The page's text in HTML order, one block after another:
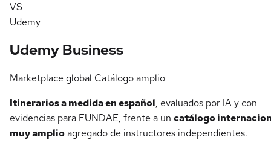
VS
Udemy
Udemy Business
Marketplace global Catálogo amplio
Itinerarios a medida en español, evaluados por IA y con
evidencias para FUNDAE, frente a un catálogo
muy amplioagregado de instructores independientes.